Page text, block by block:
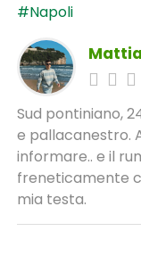
#Napoli
Sud pontiniano,
e pallacanestro.
informare.. e il
freneticamente
mia testa.